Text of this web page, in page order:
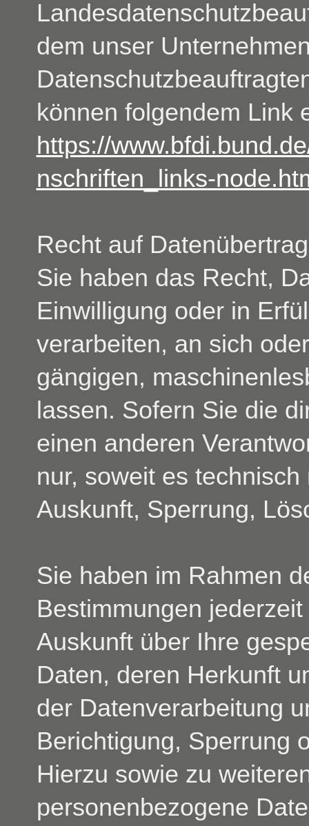
dem unser
können folgendem Link
https://
nschriften_links-
Recht auf
Sie haben das Recht,
Einwilligung oder in
verarbeiten, an sich
gängigen,
lassen. Sofern Sie die
einen anderen
nur, soweit es
Auskunft, Sperrung,
Sie haben im Rahmen
Bestimmungen
Auskunft über Ihre
Daten, deren Herkunft
der Datenverarbeitung
Berichtigung, Sperrung
Hierzu sowie zu
personenbezogene